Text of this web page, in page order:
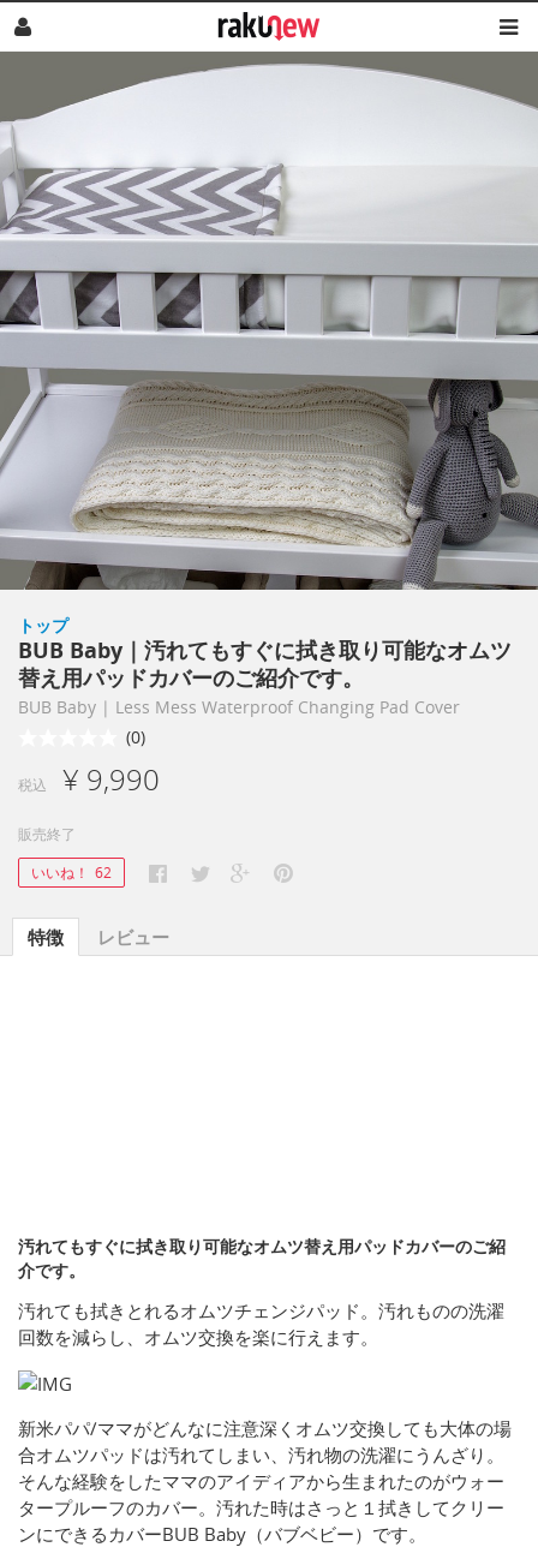
トップ
BUB Baby｜汚れてもすぐに拭き取り可能なオムツ
替え用パッドカバーのご紹介です。
BUB Baby | Less Mess Waterproof Changing Pad Cover
(0)
税込 ¥ 9,990
販売終了
いいね！ 62
特徴 レビュー
汚れてもすぐに拭き取り可能なオムツ替え用パッドカバーのご紹
介です。
汚れても拭きとれるオムツチェンジパッド。汚れものの洗濯
回数を減らし、オムツ交換を楽に行えます。
新米パパ/ママがどんなに注意深くオムツ交換しても大体の場
合オムツパッドは汚れてしまい、汚れ物の洗濯にうんざり。
そんな経験をしたママのアイディアから生まれたのがウォー
タープルーフのカバー。汚れた時はさっと１拭きしてクリー
ンにできるカバーBUB Baby（バブベビー）です。